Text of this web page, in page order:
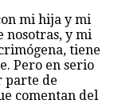
mi hija y mi
nosotras, y mi
tiene
Pero en serio
parte de
comentan del